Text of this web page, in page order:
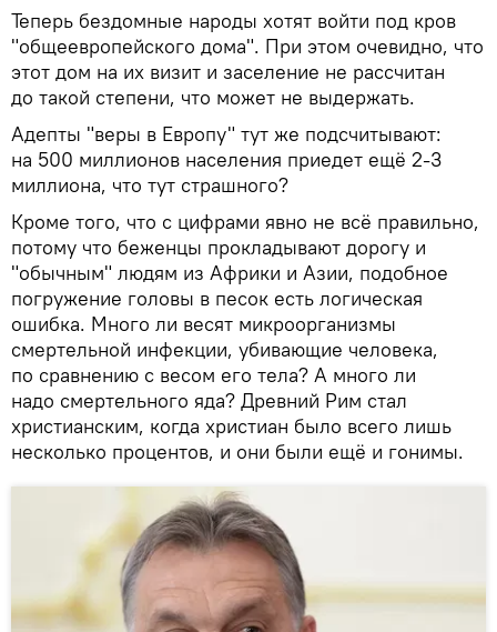
Теперь бездомные народы хотят войти под кров
"общеевропейского дома". При этом очевидно, что
этот дом на их визит и заселение не рассчитан
до такой степени, что может не выдержать.
Адепты "веры в Европу" тут же подсчитывают:
на 500 миллионов населения приедет ещё 2-3
миллиона, что тут страшного?
Кроме того, что с цифрами явно не всё правильно,
потому что беженцы прокладывают дорогу и
"обычным" людям из Африки и Азии, подобное
погружение головы в песок есть логическая
ошибка. Много ли весят микроорганизмы
смертельной инфекции, убивающие человека,
по сравнению с весом его тела? А много ли
надо смертельного яда? Древний Рим стал
христианским, когда христиан было всего лишь
несколько процентов, и они были ещё и гонимы.